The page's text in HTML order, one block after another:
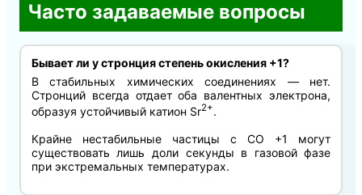
Часто задаваемые вопросы
Бывает ли у стронция степень окисления +1?
В стабильных химических соединениях — нет.
Стронций всегда отдает оба валентных электрона,
образуя устойчивый катион Sr2+.
Крайне нестабильные частицы с СО +1 могут
существовать лишь доли секунды в газовой фазе
при экстремальных температурах.